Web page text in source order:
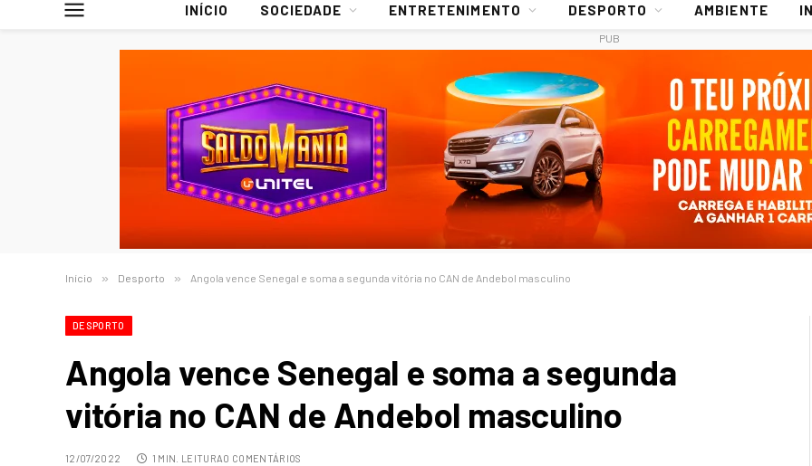
INÍCIO SOCIEDADE ENTRETENIMENTO DESPORTO AMBIENTE
PUB
Início » Desporto » Angola vence Senegal e soma a segunda vitória no CAN de Andebol masculino
DESPORTO
Angola vence Senegal e soma a segunda
vitória no CAN de Andebol masculino
12/07/2022 1 MIN. LEITURA0 COMENTÁRIOS